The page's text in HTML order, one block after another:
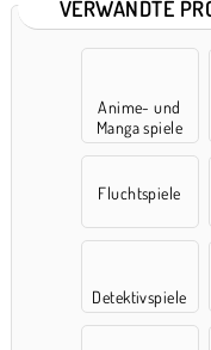
VERWANDTE
Anime- und
Manga spiele
Fluchtspiele
Detektivspiele